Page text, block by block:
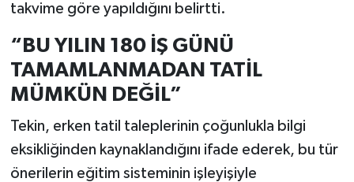
takvime göre yapıldığını belirtti.
“BU YILIN 180 İŞ GÜNÜ
TAMAMLANMADAN TATİL
MÜMKÜN DEĞİL”
Tekin, erken tatil taleplerinin çoğunlukla bilgi
eksikliğinden kaynaklandığını ifade ederek, bu tür
önerilerin eğitim sisteminin işleyişiyle